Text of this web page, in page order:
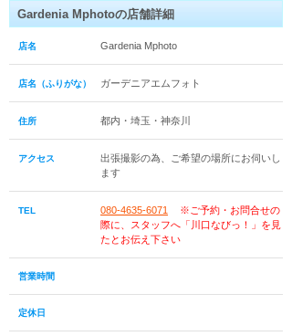
Gardenia Mphotoの店舗詳細
店名 Gardenia Mphoto
店名（ふりがな） ガーデニアエムフォト
住所 都内・埼玉・神奈川
アクセス
出張撮影の為、ご希望の場所にお伺いし
ます
TEL 080-4635-6071
※ご予約・お問合せの
際に、スタッフへ「川口なびっ！」を見
たとお伝え下さい
営業時間
定休日